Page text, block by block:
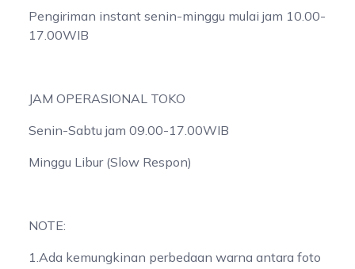
Pengiriman instant senin-minggu mulai jam 10.00-
17.00WIB
JAM OPERASIONAL TOKO
Senin-Sabtu jam 09.00-17.00WIB
Minggu Libur (Slow Respon)
NOTE:
1.Ada kemungkinan perbedaan warna antara foto